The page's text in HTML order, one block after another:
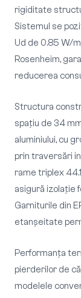
rigiditate
Sistemul se
Ud de 0.85 W/
Rosenheim,
reducerea
Structura
spațiu de 34
aluminiului, cu
prin traversări
rame triplex
asigură izolație
Garniturile din
etanșeitate
Performanța
pierderilor de
modelele